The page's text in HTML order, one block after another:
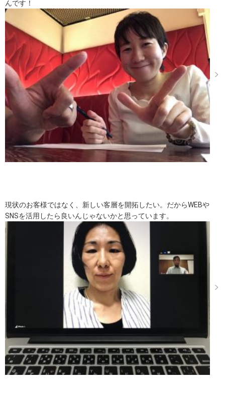
んです！
現状のお客様ではなく、新しい客層を開拓したい。だからWEBや
SNSを活用したら良いんじゃないかと思っています。